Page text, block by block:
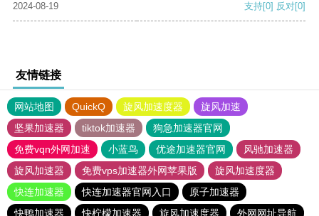
2024-08-19
支持[0] 反对[0]
友情链接
网站地图 QuickQ 旋风加速度器
旋风加速
坚果加速器
tiktok加速器
狗急加速器官网
免费vqn外网加速
小蓝鸟 优途加速器官网
风驰加速器
旋风加速器
免费vps加速器外网苹果版
旋风加速度器
快连加速器
快连加速器官网入口
原子加速器
快鸭加速器
快柠檬加速器 旋风加速度器
外网网址导航